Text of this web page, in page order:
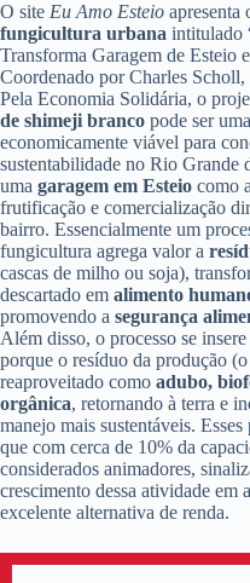
O site Eu Amo Esteio apresenta
fungicultura urbana intitulado
Transforma Garagem de Esteio
Coordenado por Charles
Pela Economia Solidária, o
de shimeji branco pode ser
economicamente viável para
sustentabilidade no Rio
uma garagem em Esteio como
frutificação e comercialização
bairro. Essencialmente um
fungicultura agrega valor a
cascas de milho ou soja),
descartado em alimento
promovendo a segurança
Além disso, o processo se insere
porque o resíduo da produção
reaproveitado como adubo,
orgânica, retornando à terra e
manejo mais sustentáveis.
que com cerca de 10% da
considerados animadores,
crescimento dessa atividade em
excelente alternativa de renda.